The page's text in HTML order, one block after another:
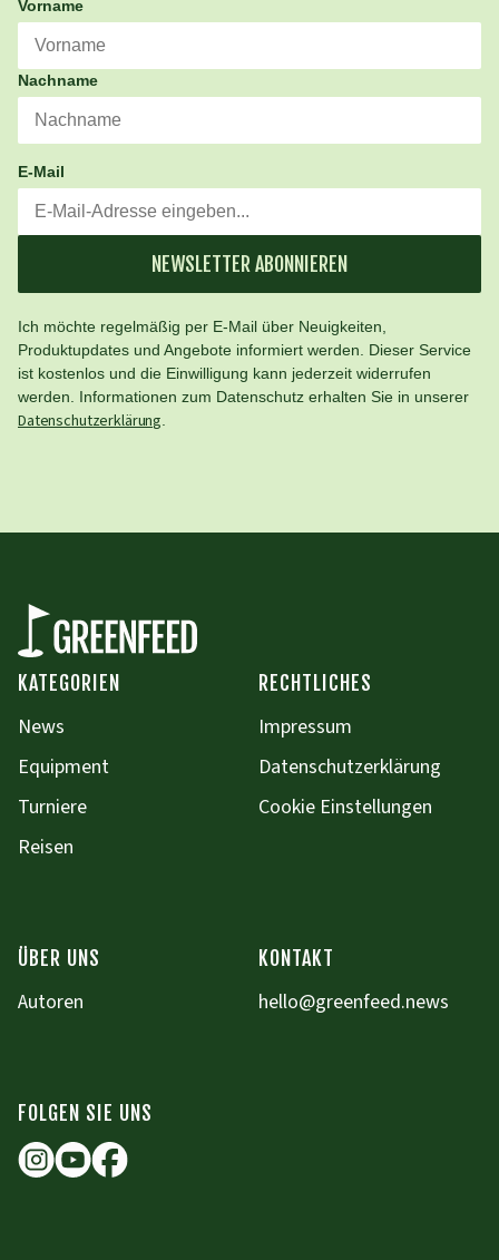
Vorname
Nachname
E-Mail
NEWSLETTER ABONNIEREN
Ich möchte regelmäßig per E-Mail über Neuigkeiten,
Produktupdates und Angebote informiert werden. Dieser Service
ist kostenlos und die Einwilligung kann jederzeit widerrufen
werden. Informationen zum Datenschutz erhalten Sie in unserer
Datenschutzerklärung
KATEGORIEN
News
Equipment
Turniere
Reisen
RECHTLICHES
Impressum
Datenschutzerklärung
Cookie Einstellungen
ÜBER UNS
Autoren
KONTAKT
hello@greenfeed.news
FOLGEN SIE UNS